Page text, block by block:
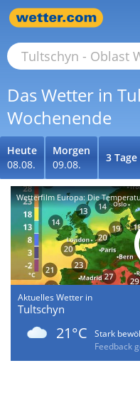
Das Wetter in
Wochenende
Heute
08.08.
Morgen
09.08.
3 Tage
Wetterfilm Europa: Die
Aktuelles Wetter in
Tultschyn
21°C
Stark
Feedback